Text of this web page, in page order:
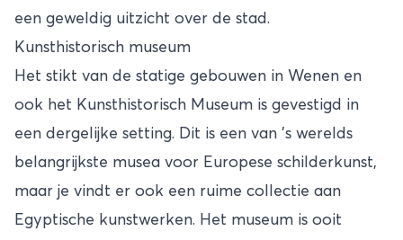
een geweldig uitzicht over de stad.
Kunsthistorisch museum
Het stikt van de statige gebouwen in Wenen en
ook het Kunsthistorisch Museum is gevestigd in
een dergelijke setting. Dit is een van ’s werelds
belangrijkste musea voor Europese schilderkunst,
maar je vindt er ook een ruime collectie aan
Egyptische kunstwerken. Het museum is ooit